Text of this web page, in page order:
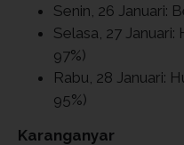
Senin, 26 Januari:
Selasa, 27 Januari:
97%)
Rabu, 28 Januari:
95%)
Karanganyar